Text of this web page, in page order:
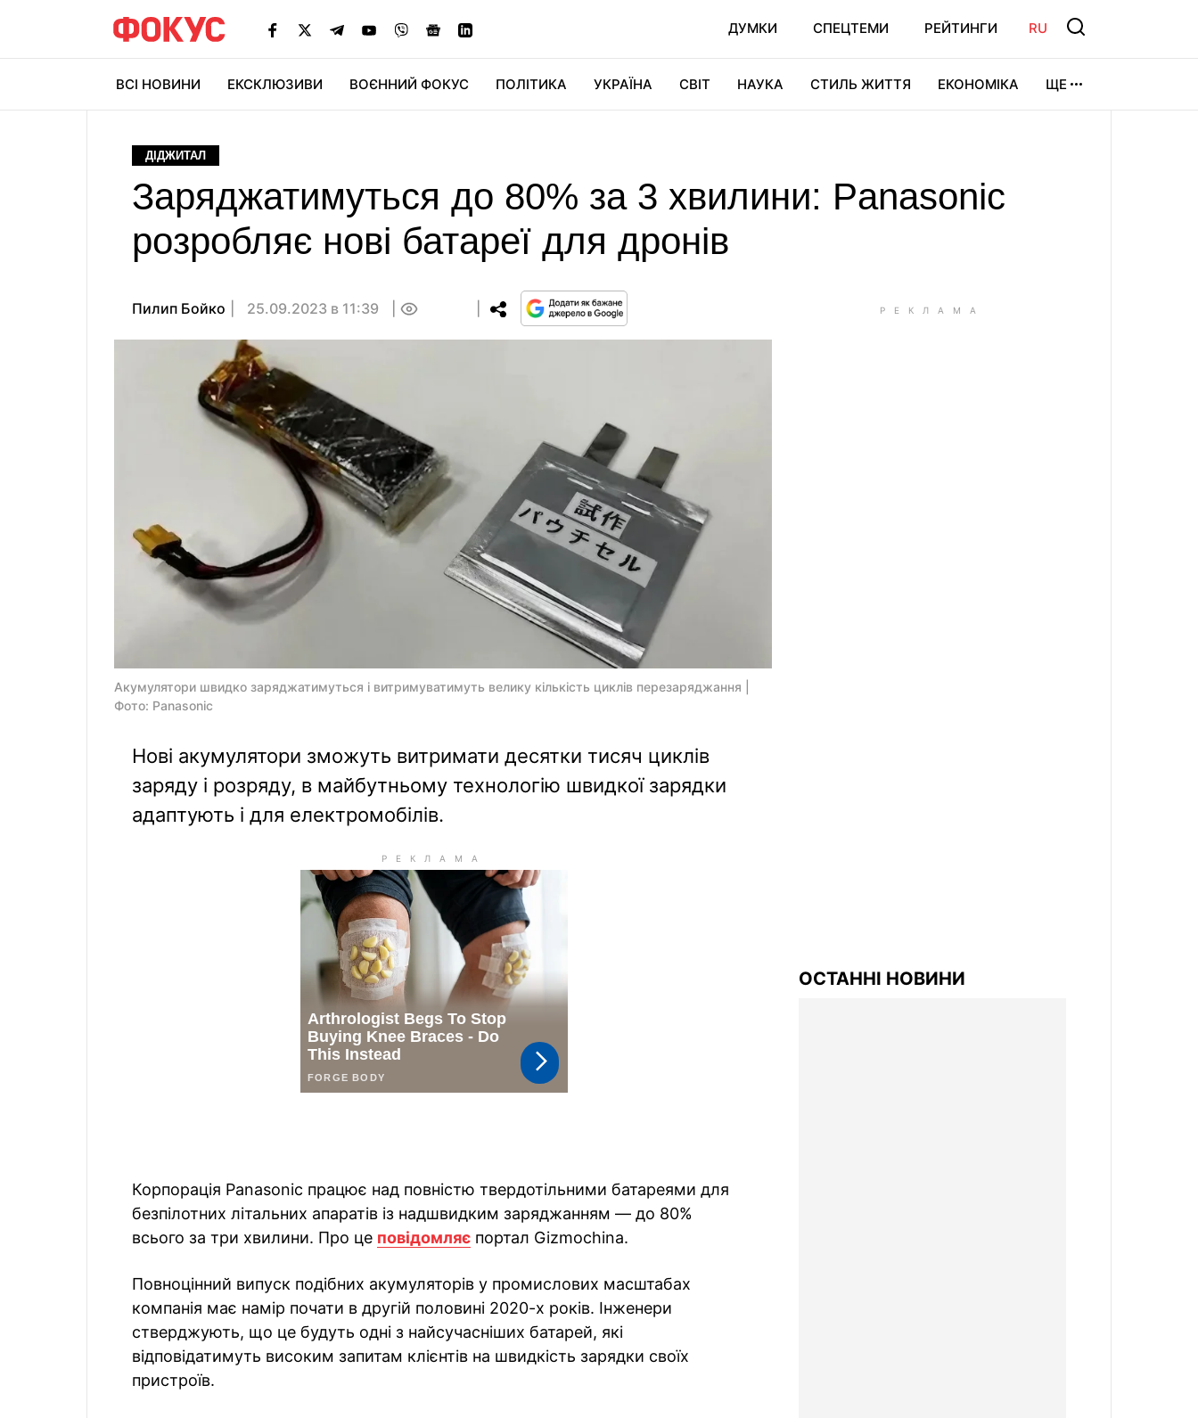
ДУМКИ СПЕЦТЕМИ РЕЙТИНГИ RU
ВСІ НОВИНИ ЕКСКЛЮЗИВИ ВОЄННИЙ ФОКУС ПОЛІТИКА УКРАЇНА СВІТ НАУКА СТИЛЬ ЖИТТЯ ЕКОНОМІКА ЩЕ
ДІДЖИТАЛ
Заряджатимуться до 80% за 3 хвилини: Panasonic
розробляє нові батареї для дронів
Пилип Бойко 25.09.2023 в 11:39
Акумулятори швидко заряджатимуться і витримуватимуть велику кількість циклів перезаряджання |
Фото: Panasonic
Нові акумулятори зможуть витримати десятки тисяч циклів
заряду і розряду, в майбутньому технологію швидкої зарядки
адаптують і для електромобілів.
Корпорація Panasonic працює над повністю твердотільними батареями для
безпілотних літальних апаратів із надшвидким заряджанням — до 80%
всього за три хвилини. Про це повідомляє портал Gizmochina.
Повноцінний випуск подібних акумуляторів у промислових масштабах
компанія має намір почати в другій половині 2020-х років. Інженери
стверджують, що це будуть одні з найсучасніших батарей, які
відповідатимуть високим запитам клієнтів на швидкість зарядки своїх
пристроїв.
ОСТАННІ НОВИНИ